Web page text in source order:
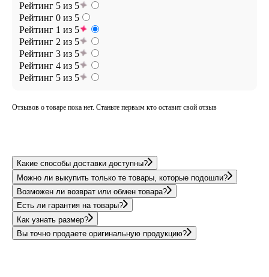
Рейтинг 5 из 5
Рейтинг 0 из 5
Рейтинг 1 из 5
Рейтинг 2 из 5
Рейтинг 3 из 5
Рейтинг 4 из 5
Рейтинг 5 из 5
Отзывов о товаре пока нет. Станьте первым кто оставит свой отзыв
Какие способы доставки доступны?
Можно ли выкупить только те товары, которые подошли?
Возможен ли возврат или обмен товара?
Есть ли гарантия на товары?
Как узнать размер?
Вы точно продаете оригинальную продукцию?